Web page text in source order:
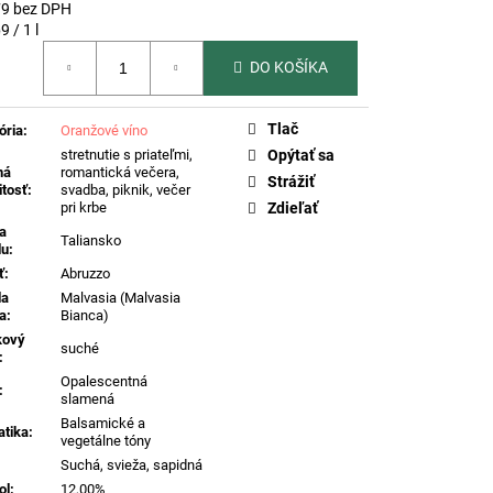
bez DPH
/ 1 l
DO KOŠÍKA
: Oranžové víno
:
stretnutie s priateľmi,
romantická večera,
svadba, piknik, večer
pri krbe
:
Taliansko
:
Abruzzo
:
Malvasia (Malvasia
Bianca)
:
suché
:
Opalescentná
slamená
:
Balsamické a
vegetálne tóny
Suchá, svieža, sapidná
:
12,00%
Tlač
Opýtať sa
Strážiť
Zdieľať
DI VALDOBBIADENE
PROSECCO
0,75LREFERENČNÉ